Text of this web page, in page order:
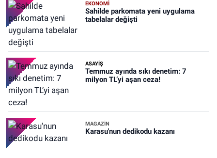
EKONOMİ
Sahilde parkomata yeni uygulama
tabelalar değişti
ASAYİŞ
Temmuz ayında sıkı denetim: 7
milyon TL’yi aşan ceza!
MAGAZİN
Karasu'nun dedikodu kazanı